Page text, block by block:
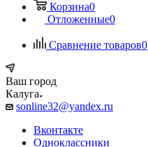
Корзина0
Отложенные0
Сравнение товаров0
Ваш город
Калуга
sonline32@yandex.ru
Вконтакте
Одноклассники